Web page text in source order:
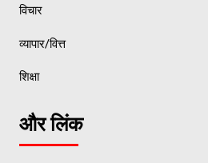
विचार
व्यापार/वित्त
शिक्षा
और लिंक